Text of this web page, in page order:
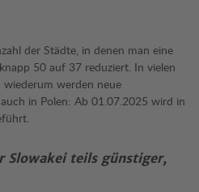
der Städte, in denen man eine
50 auf 37 reduziert. In vielen
werden neue
in Polen: Ab 01.07.2025 wird in
Slowakei teils günstiger,